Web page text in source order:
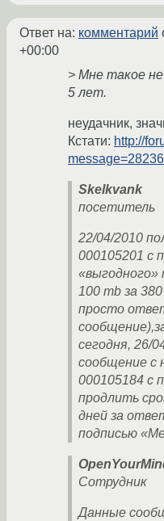
Ответ на: комментарий
+00:00
> Мне такое
5 лет.
неудачник,
Кстати: http://
Skelkvank
посетитель
22/04/2010
000105201 с
100 mb за
просто
сегодня, 26/
сообщение с
000105184 с
продлить
дней за
подписью
Сотрудник
Данные